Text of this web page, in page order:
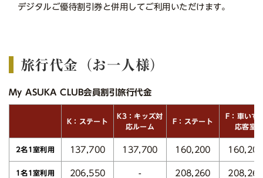
デジタルご優待割引券と併用してご利用いただけます。
旅行代金（お一人様）
My ASUKA CLUB会員割引旅行代金
K：ステート
K3：キッズ対
応ルーム
F：ステート
F：車いす
応客室
2名1室利用 137,700 137,700 160,200 160,200
1名1室利用 206,550 - 208,260 208,260